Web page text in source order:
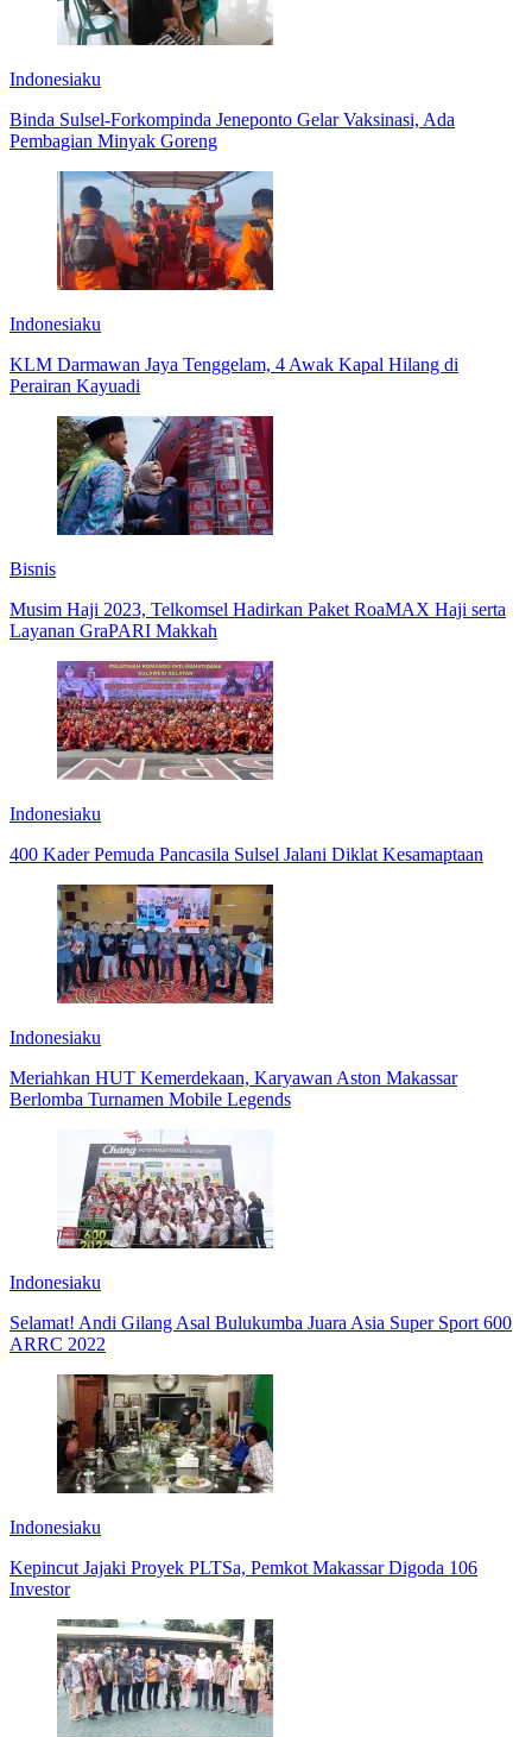
Indonesiaku
Binda Sulsel-Forkompinda Jeneponto Gelar Vaksinasi, Ada
Pembagian Minyak Goreng
Indonesiaku
KLM Darmawan Jaya Tenggelam, 4 Awak Kapal Hilang di
Perairan Kayuadi
Bisnis
Musim Haji 2023, Telkomsel Hadirkan Paket RoaMAX Haji serta
Layanan GraPARI Makkah
Indonesiaku
400 Kader Pemuda Pancasila Sulsel Jalani Diklat Kesamaptaan
Indonesiaku
Meriahkan HUT Kemerdekaan, Karyawan Aston Makassar
Berlomba Turnamen Mobile Legends
Indonesiaku
Selamat! Andi Gilang Asal Bulukumba Juara Asia Super Sport 600
ARRC 2022
Indonesiaku
Kepincut Jajaki Proyek PLTSa, Pemkot Makassar Digoda 106
Investor